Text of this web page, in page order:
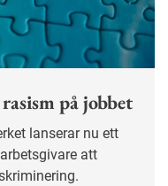
på jobbet
att